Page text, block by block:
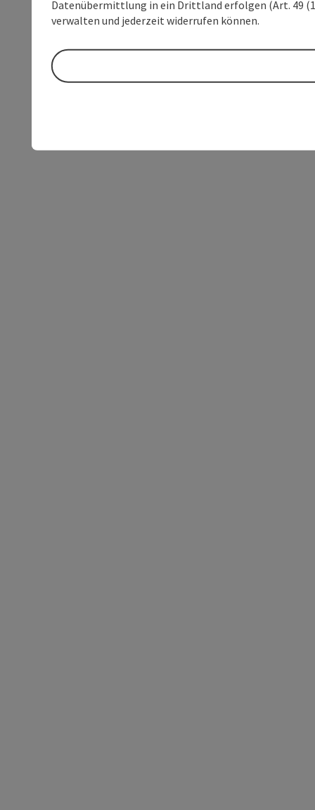
Datenübermittlung in ein Drittland erfolgen (Art. 49
verwalten und jederzeit widerrufen können.